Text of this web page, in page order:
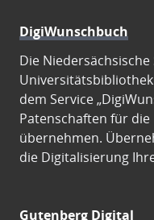
DigiWunschbuch
Die
dem Service
Patenschaften für
übernehmen.
die Digitalisierung
Gutenberg Digital